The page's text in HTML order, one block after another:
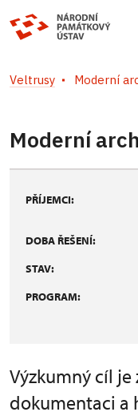
Veltrusy Moderní
Moderní
PŘÍJEMCI:
DOBA ŘEŠENÍ:
STAV:
PROGRAM:
Výzkumný cíl
dokumentaci a